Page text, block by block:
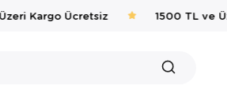
Kargo Ücretsiz 1500 TL ve